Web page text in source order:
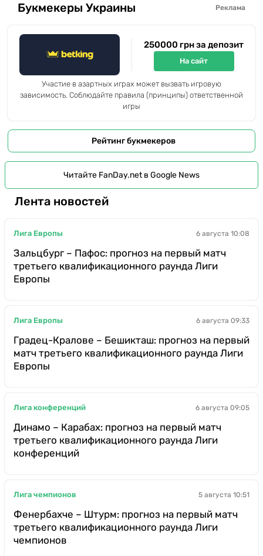
Букмекеры Украины Реклама
250000 грн за депозит
На сайт
Участие в азартных играх может вызвать игровую
зависимость. Соблюдайте правила (принципы) ответственной
игры
Рейтинг букмекеров
Читайте FanDay.net в Google News
Лента новостей
Лига Европы 6 августа 10:08
Зальцбург – Пафос: прогноз на первый матч
третьего квалификационного раунда Лиги
Европы
Лига Европы 6 августа 09:33
Градец-Кралове – Бешикташ: прогноз на первый
матч третьего квалификационного раунда Лиги
Европы
Лига конференций 6 августа 09:05
Динамо – Карабах: прогноз на первый матч
третьего квалификационного раунда Лиги
конференций
Лига чемпионов 5 августа 10:51
Фенербахче – Штурм: прогноз на первый матч
третьего квалификационного раунда Лиги
чемпионов